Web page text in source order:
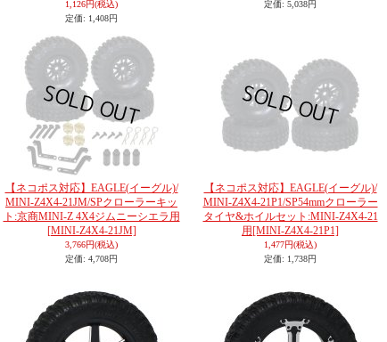
1,126円(税込)
定価: 1,408円
定価: 5,038円
【ネコポス対応】EAGLE(イーグル)/
MINI-Z4X4-21JM/SPクローラーキッ
ト:京商MINI-Z 4X4ジムニーシエラ用
[MINI-Z4X4-21JM]
3,766円(税込)
定価: 4,708円
【ネコポス対応】EAGLE(イーグル)/
MINI-Z4X4-21P1/SP54mmクローラー
タイヤ&ホイルセット:MINI-Z4X4-21
用 [MINI-Z4X4-21P1]
1,477円(税込)
定価: 1,738円